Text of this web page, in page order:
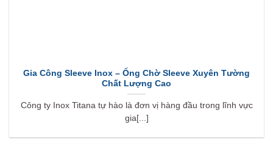
Gia Công Sleeve Inox – Ống Chờ Sleeve Xuyên Tường
Chất Lượng Cao
Công ty Inox Titana tự hào là đơn vị hàng đầu trong lĩnh vực
gia[...]